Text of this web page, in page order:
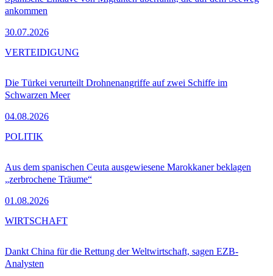
ankommen
30.07.2026
Die Türkei verurteilt Drohnenangriffe auf zwei Schiffe im
Schwarzen Meer
04.08.2026
VERTEIDIGUNG
Aus dem spanischen Ceuta ausgewiesene Marokkaner beklagen
„zerbrochene Träume“
01.08.2026
POLITIK
Dankt China für die Rettung der Weltwirtschaft, sagen EZB-
Analysten
WIRTSCHAFT